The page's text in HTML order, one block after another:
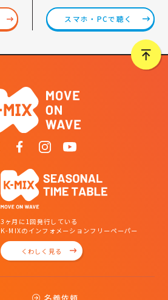
スマホ・PCで聴く
3ヶ月に1回発行している
K-MIXのインフォメーションフリーペーパー
くわしく見る